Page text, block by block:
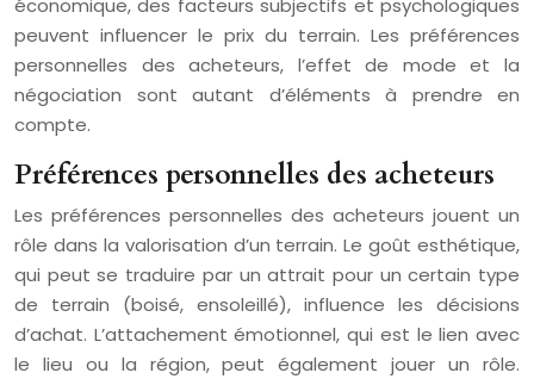
économique, des facteurs subjectifs et psychologiques
peuvent influencer le prix du terrain. Les préférences
personnelles des acheteurs, l’effet de mode et la
négociation sont autant d’éléments à prendre en
compte.
Préférences personnelles des acheteurs
Les préférences personnelles des acheteurs jouent un
rôle dans la valorisation d’un terrain. Le goût esthétique,
qui peut se traduire par un attrait pour un certain type
de terrain (boisé, ensoleillé), influence les décisions
d’achat. L’attachement émotionnel, qui est le lien avec
le lieu ou la région, peut également jouer un rôle.